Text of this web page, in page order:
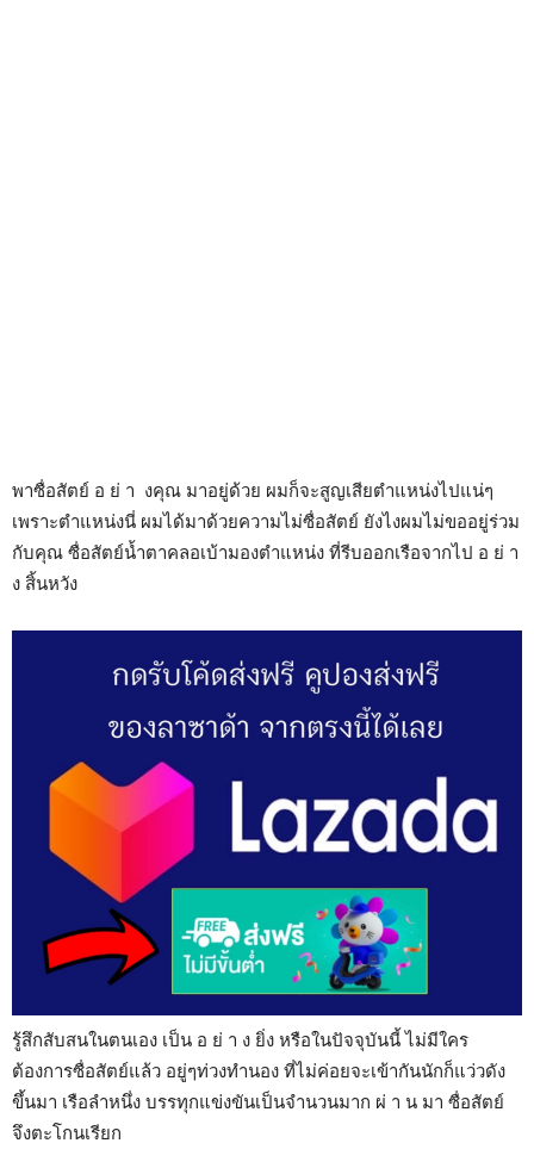
พาซื่อสัตย์ อ ย่ า งคุณ มาอยู่ด้วย ผมก็จะสูญเสียตำแหน่งไปแน่ๆ
เพราะตำแหน่งนี่ ผมได้มาด้วยความไม่ซื่อสัตย์ ยังไงผมไม่ขออยู่ร่วม
กับคุณ ซื่อสัตย์น้ำตาคลอเบ้ามองตำแหน่ง ที่รีบออกเรือจากไป อ ย่ า
ง สิ้นหวัง
รู้สึกสับสนในตนเอง เป็น อ ย่ า ง ยิ่ง หรือในปัจจุบันนี้ ไม่มีใคร
ต้องการซื่อสัตย์แล้ว อยู่ๆท่วงทำนอง ที่ไม่ค่อยจะเข้ากันนักก็แว่วดัง
ขึ้นมา เรือลำหนึ่ง บรรทุกแข่งขันเป็นจำนวนมาก ผ่ า น มา ซื่อสัตย์
จึงตะโกนเรียก